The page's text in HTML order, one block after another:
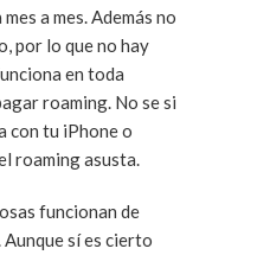
a mes. Además no
por lo que no hay
en toda
No se si
con tu iPhone o
roaming asusta.
funcionan de
sí es cierto